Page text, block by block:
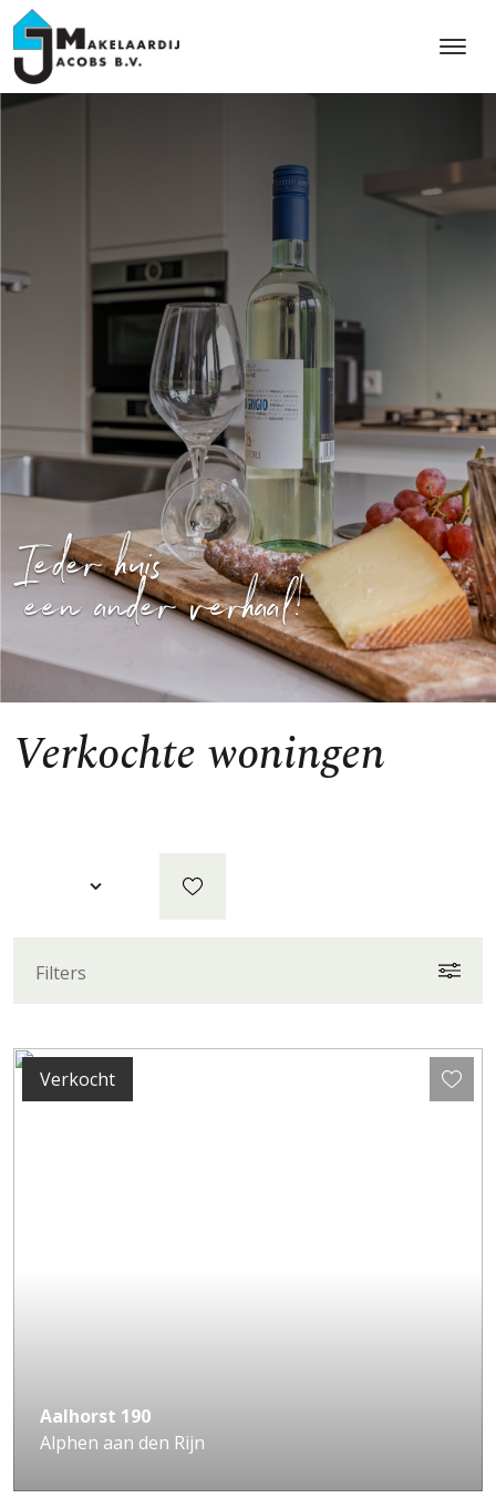
Ieder huis
een ander verhaal!
Verkochte woningen
Filters
Verkocht
Aalhorst 190
Alphen aan den Rijn